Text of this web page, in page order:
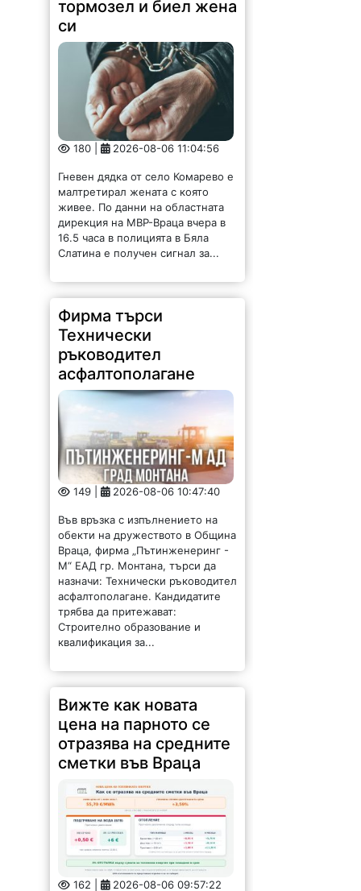
тормозел и биел жена
си
180 | 2026-08-06 11:04:56
Гневен дядка от село Комарево е
малтретирал жената с която
живее. По данни на областната
дирекция на МВР-Враца вчера в
16.5 часа в полицията в Бяла
Слатина е получен сигнал за...
Фирма търси
Технически
ръководител
асфалтополагане
149 | 2026-08-06 10:47:40
Във връзка с изпълнението на
обекти на дружеството в Община
Враца, фирма „Пътинженеринг -
М“ ЕАД гр. Монтана, търси да
назначи: Технически ръководител
асфалтополагане. Кандидатите
трябва да притежават:
Строително образование и
квалификация за...
Вижте как новата
цена на парното се
отразява на средните
сметки във Враца
162 | 2026-08-06 09:57:22